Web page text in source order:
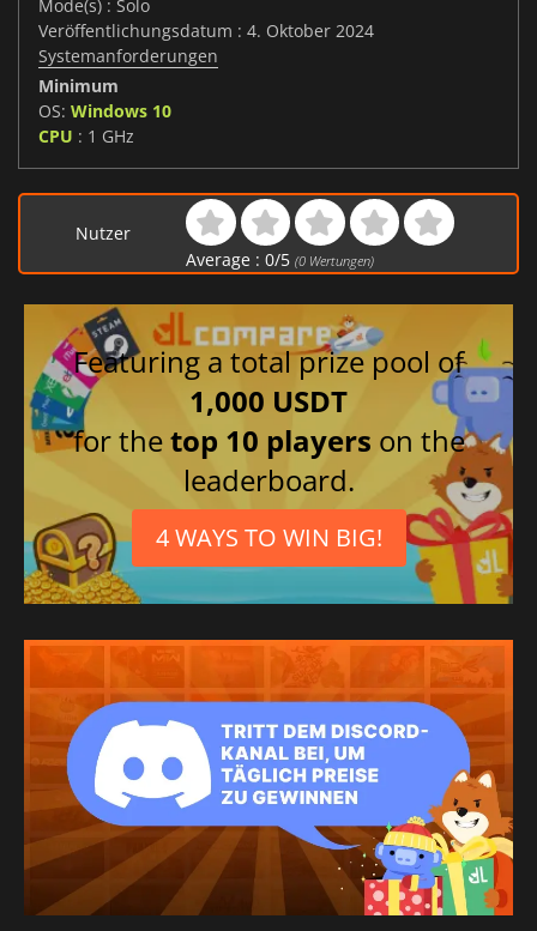
Mode(s) : Solo
Veröffentlichungsdatum : 4. Oktober 2024
Systemanforderungen
Minimum
OS: Windows 10
CPU : 1 GHz
Nutzer
Average : 0/5 (0Wertungen)
Featuring a total prize pool of
1,000 USDT
for thetop 10 players on the
leaderboard.
4 WAYS TO WIN BIG!